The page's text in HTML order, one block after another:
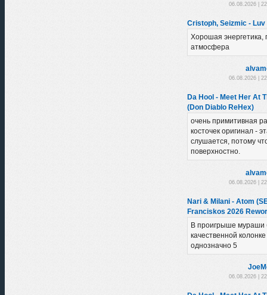
06.08.2026 |
Cristoph, Seizmic - Luv
Хорошая энергетика,
атмосфера
06.08.2026 |
Da Hool - Meet Her At
(Don Diablo ReHex)
очень примитивная
косточек оригинал -
слушается, потому
поверхностно.
06.08.2026 |
Nari & Milani - Atom
Franciskos 2026
В проигрыше мураши
качественной
однозначно 5
06.08.2026 |